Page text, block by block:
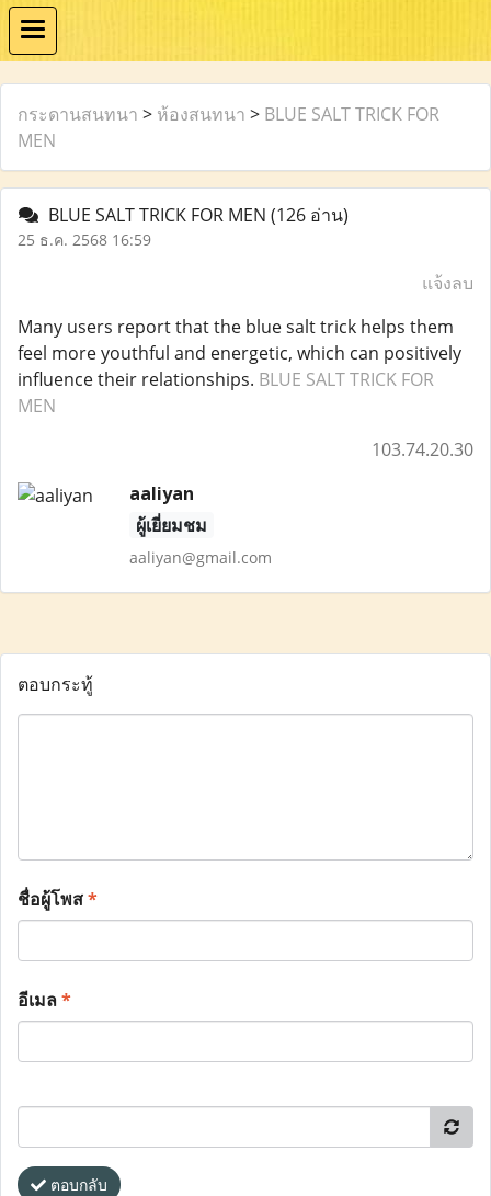
กระดานสนทนา > ห้องสนทนา > BLUE SALT TRICK FOR
MEN
BLUE SALT TRICK FOR MEN (126 อ่าน)
25 ธ.ค. 2568 16:59
แจ้งลบ
Many users report that the blue salt trick helps them
feel more youthful and energetic, which can positively
influence their relationships. BLUE SALT TRICK FOR
MEN
103.74.20.30
aaliyan
ผู้เยี่ยมชม
aaliyan@gmail.com
ตอบกระทู้
ชื่อผู้โพส*
อีเมล*
ตอบกลับ